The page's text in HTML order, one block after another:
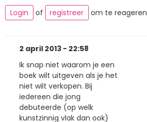
Login
of registreer om te reageren
2 april 2013 - 22:58
Ik snap niet waarom je een
boek wilt uitgeven als je het
niet wilt verkopen. Bij
iedereen die jong
debuteerde (op welk
kunstzinnig vlak dan ook)